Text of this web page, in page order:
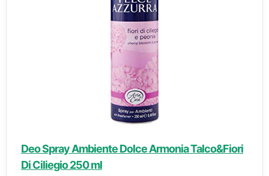
Deo Spray Ambiente Dolce Armonia Talco&Fiori
Di Ciliegio 250 ml